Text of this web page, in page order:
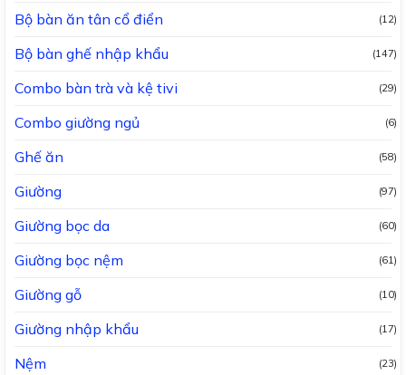
Bộ bàn ăn tân cổ điển (12)
Bộ bàn ghế nhập khẩu (147)
Combo bàn trà và kệ tivi (29)
Combo giường ngủ (6)
Ghế ăn (58)
Giường (97)
Giường bọc da (60)
Giường bọc nệm (61)
Giường gỗ (10)
Giường nhập khẩu (17)
Nệm (23)